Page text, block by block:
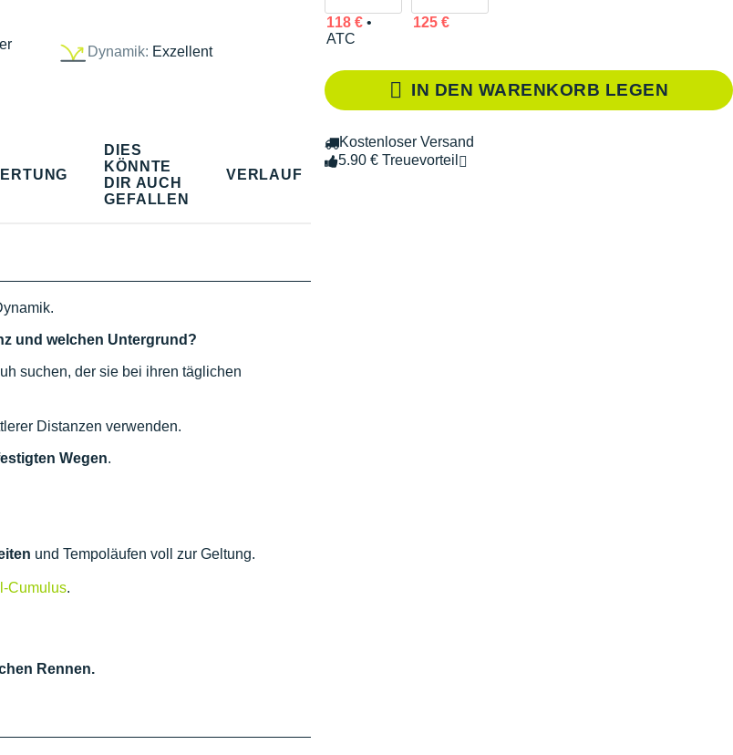
Dynamik: Exzellent
118 €•
ATC
125 €
IN DEN WARENKORB LEGEN
Kostenloser Versand
5.90 € Treuevorteil
DIES
KÖNNTE
DIR AUCH
GEFALLEN
VERLAUF
und welchen Untergrund?
suchen, der sie bei ihren täglichen
Distanzen verwenden.
Wegen.
und Tempoläufen voll zur Geltung.
Cumulus.
Rennen.